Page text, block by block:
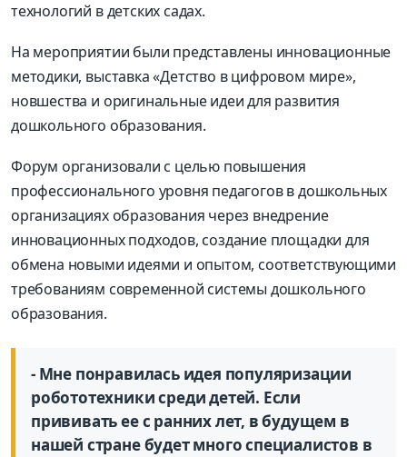
технологий в детских садах.
На мероприятии были представлены инновационные
методики, выставка «Детство в цифровом мире»,
новшества и оригинальные идеи для развития
дошкольного образования.
Форум организовали с целью повышения
профессионального уровня педагогов в дошкольных
организациях образования через внедрение
инновационных подходов, создание площадки для
обмена новыми идеями и опытом, соответствующими
требованиям современной системы дошкольного
образования.
- Мне понравилась идея популяризации
робототехники среди детей. Если
прививать ее с ранних лет, в будущем в
нашей стране будет много специалистов в